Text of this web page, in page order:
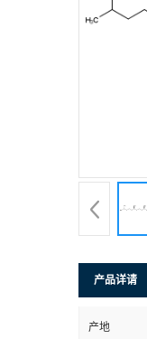
产品详请
产地